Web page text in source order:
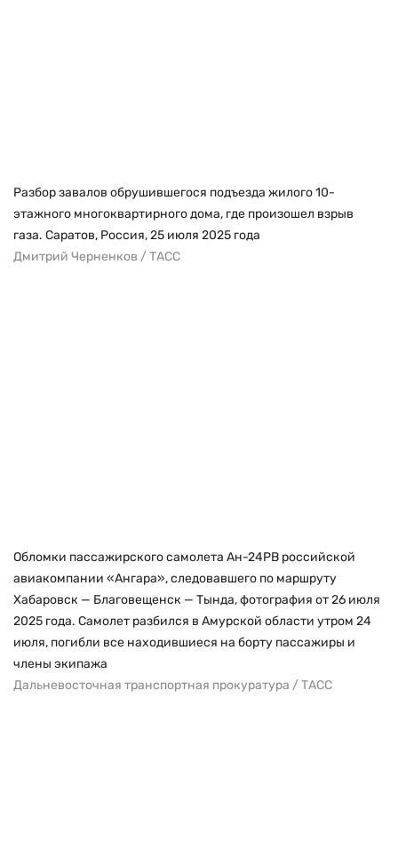
Разбор завалов обрушившегося подъезда жилого 10-
этажного многоквартирного дома, где произошел взрыв
газа. Саратов, Россия, 25 июля 2025 года
Дмитрий Черненков / ТАСС
Обломки пассажирского самолета Ан-24РВ российской
авиакомпании «Ангара», следовавшего по маршруту
Хабаровск — Благовещенск — Тында, фотография от 26 июля
2025 года. Самолет разбился в Амурской области утром 24
июля, погибли все находившиеся на борту пассажиры и
члены экипажа
Дальневосточная транспортная прокуратура / ТАСС